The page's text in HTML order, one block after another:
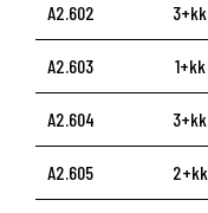
A2.602 3+kk
A2.603 1+kk
A2.604 3+kk
A2.605 2+kk